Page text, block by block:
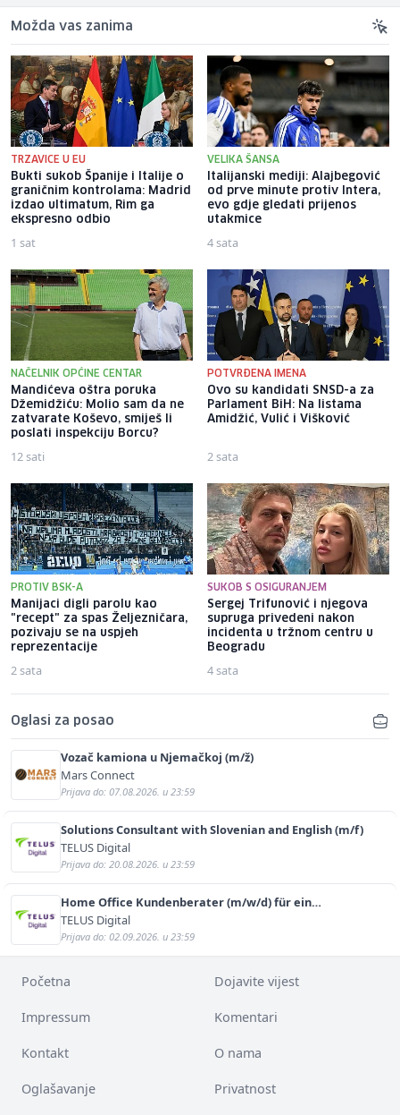
Možda vas zanima
TRZAVICE U EU
Bukti sukob Španije i Italije o
graničnim kontrolama: Madrid
izdao ultimatum, Rim ga
ekspresno odbio
1 sat
VELIKA ŠANSA
Italijanski mediji: Alajbegović
od prve minute protiv Intera,
evo gdje gledati prijenos
utakmice
4 sata
NAČELNIK OPĆINE CENTAR
Mandićeva oštra poruka
Džemidžiću: Molio sam da ne
zatvarate Koševo, smiješ li
poslati inspekciju Borcu?
12 sati
POTVRĐENA IMENA
Ovo su kandidati SNSD-a za
Parlament BiH: Na listama
Amidžić, Vulić i Višković
2 sata
PROTIV BSK-A
Manijaci digli parolu kao
"recept" za spas Željezničara,
pozivaju se na uspjeh
reprezentacije
2 sata
SUKOB S OSIGURANJEM
Sergej Trifunović i njegova
supruga privedeni nakon
incidenta u tržnom centru u
Beogradu
4 sata
Oglasi za posao
Vozač kamiona u Njemačkoj (m/ž)
Mars Connect
Prijava do: 07.08.2026. u 23:59
Solutions Consultant with Slovenian and English (m/f)
TELUS Digital
Prijava do: 20.08.2026. u 23:59
Home Office Kundenberater (m/w/d) für ein
renommiertes Schuhunternehmen
TELUS Digital
Prijava do: 02.09.2026. u 23:59
Početna Dojavite vijest
Impressum Komentari
Kontakt O nama
Oglašavanje Privatnost